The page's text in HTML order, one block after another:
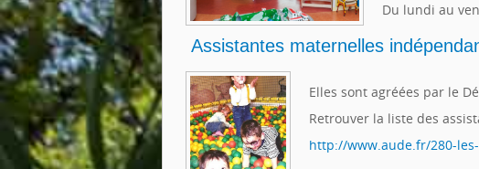
Du lundi au
Assistantes maternelles
Elles sont agréées par le
Retrouver la liste des
http://www.aude.fr/280-